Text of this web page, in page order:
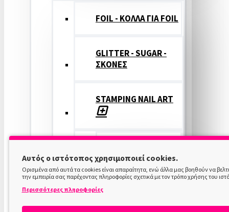
FOIL - ΚΟΛΛΑ ΓΙΑ FOIL
GLITTER - SUGAR -
ΣΚΟΝΕΣ
STAMPING NAIL ART
COLOR
ΝΥΧΙΩΝ
Αυτός ο ιστότοπος χρησιμοποιεί cookies.
Ορισμένα από αυτά τα cookies είναι απαραίτητα, ενώ άλλα μας βοηθούν να
την εμπειρία σας παρέχοντας πληροφορίες σχετικά με τον τρόπο χρήσης του
Περισσότερες πληροφορίες